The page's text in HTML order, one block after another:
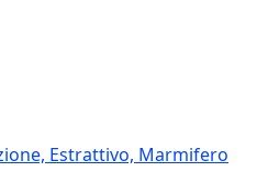
Estrattivo, Marmifero